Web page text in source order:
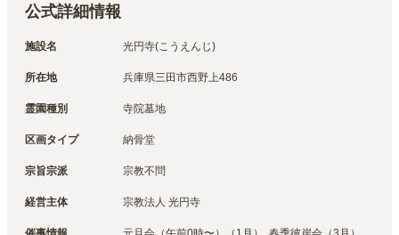
公式詳細情報
施設名 光円寺(こうえんじ)
所在地 兵庫県三田市西野上486
霊園種別 寺院墓地
区画タイプ 納骨堂
宗旨宗派 宗教不問
経営主体 宗教法人 光円寺